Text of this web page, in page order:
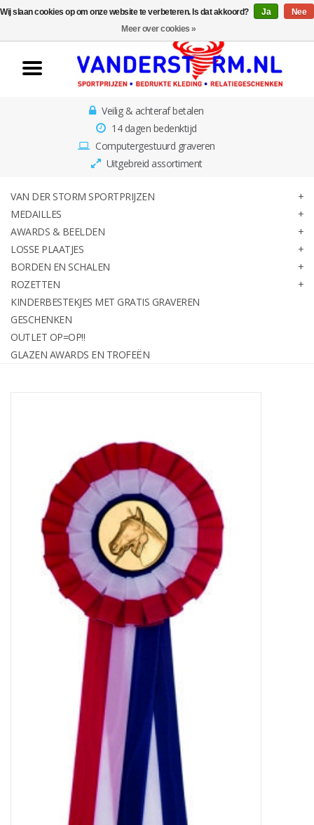
Home
Van der Storm
Sportprijzen
Awards & Beelden
Losse Plaatjes
Borden en schalen
Rozetten
Kinderbestekjes met gratis
Glazen awards en trofeën
Relatiegeschenken
Veilig & achteraf betalen
14 dagen bedenktijd
Computergestuurd graveren
Uitgebreid assortiment
VAN DER STORM SPORTPRIJZEN
MEDAILLES
AWARDS & BEELDEN
LOSSE PLAATJES
BORDEN EN SCHALEN
ROZETTEN
KINDERBESTEKJES MET GRATIS GRAVEREN
GESCHENKEN
OUTLET OP=OP!!
GLAZEN AWARDS EN TROFEËN
Wij slaan cookies op om onze website te verbeteren. Is dat akkoord? Ja
Nee
Meer over cookies »